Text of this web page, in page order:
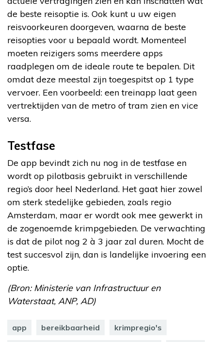
de beste reisoptie is. Ook kunt u uw eigen
reisvoorkeuren doorgeven, waarna de beste
reisopties voor u bepaald wordt. Momenteel
moeten reizigers soms meerdere apps
raadplegen om de ideale route te bepalen. Dit
omdat deze meestal zijn toegespitst op 1 type
vervoer. Een voorbeeld: een treinapp laat geen
vertrektijden van de metro of tram zien en vice
versa.
Testfase
De app bevindt zich nu nog in de testfase en
wordt op pilotbasis gebruikt in verschillende
regio’s door heel Nederland. Het gaat hier zowel
om sterk stedelijke gebieden, zoals regio
Amsterdam, maar er wordt ook mee gewerkt in
de zogenoemde krimpgebieden. De verwachting
is dat de pilot nog 2 à 3 jaar zal duren. Mocht de
test succesvol zijn, dan is landelijke invoering een
optie.
(Bron: Ministerie van Infrastructuur en
Waterstaat, ANP, AD)
app bereikbaarheid krimpregio's